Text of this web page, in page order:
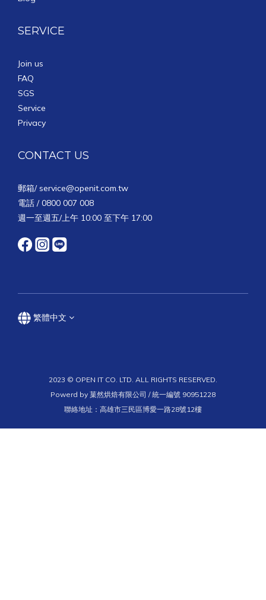
SERVICE
Join us
FAQ
SGS
Service
Privacy
CONTACT US
郵箱/ service@openit.com.tw
電話 / 0800 007 008
週一至週五/上午 10:00 至下午 17:00
繁體中文
2023 © OPEN IT CO. LTD. ALL RIGHTS RESERVED.
Powerd by 菓然烘焙有限公司 / 統一編號 90951228
聯絡地址：高雄市三民區博愛一路28號12樓